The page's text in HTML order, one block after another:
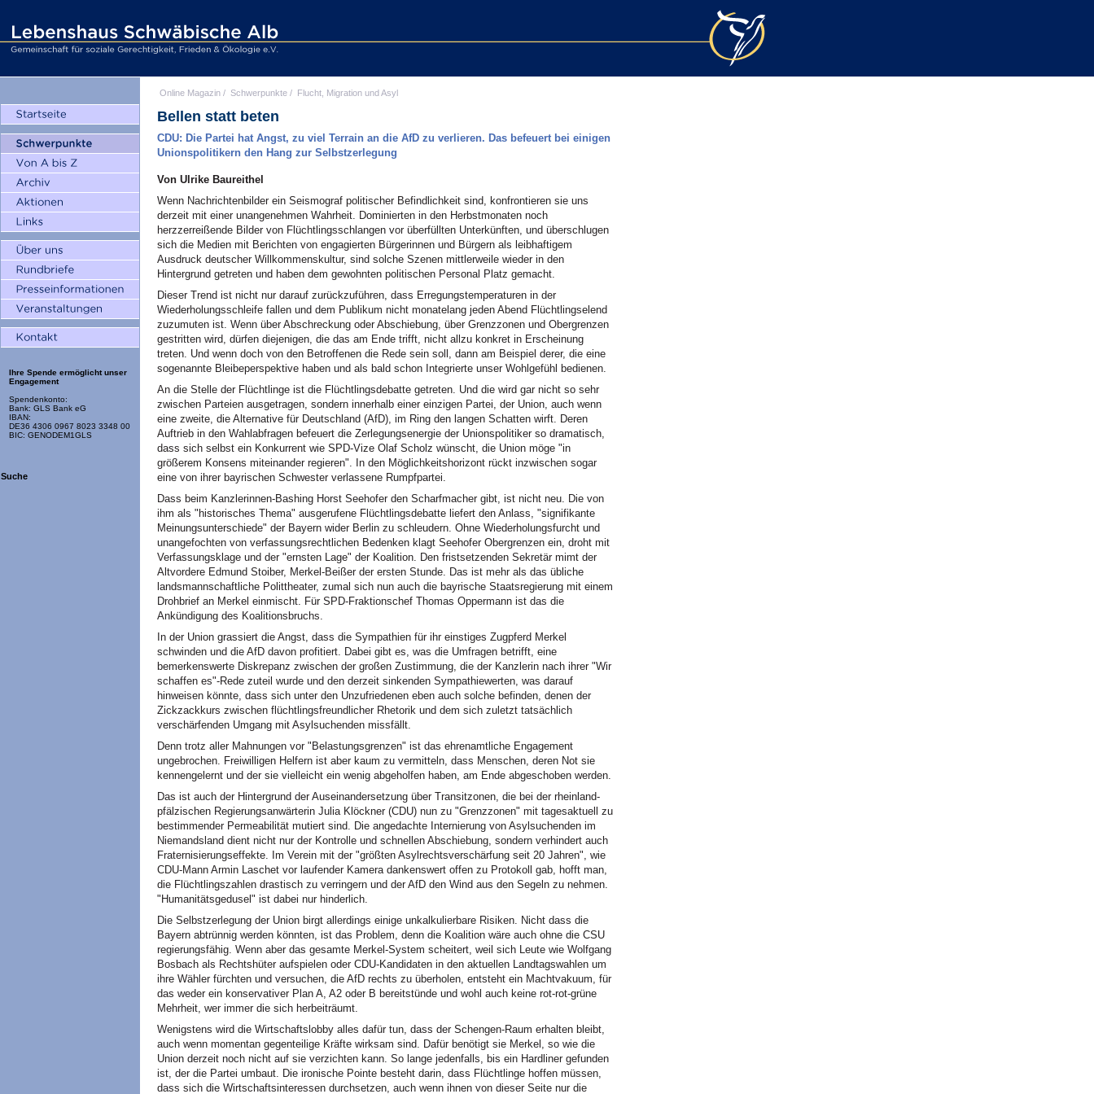
Ihre Spende ermöglicht unser
Engagement
Spendenkonto:
Bank: GLS Bank eG
IBAN:
DE36 4306 0967 8023 3348 00
BIC: GENODEM1GLS
Suche
Online Magazin / Schwerpunkte / Flucht, Migration und Asyl
Bellen statt beten
CDU: Die Partei hat Angst, zu viel Terrain an die AfD zu verlieren. Das befeuert bei einigen
Unionspolitikern den Hang zur Selbstzerlegung
Von Ulrike Baureithel
Wenn Nachrichtenbilder ein Seismograf politischer Befindlichkeit sind, konfrontieren sie uns
derzeit mit einer unangenehmen Wahrheit. Dominierten in den Herbstmonaten noch
herzzerreißende Bilder von Flüchtlingsschlangen vor überfüllten Unterkünften, und überschlugen
sich die Medien mit Berichten von engagierten Bürgerinnen und Bürgern als leibhaftigem
Ausdruck deutscher Willkommenskultur, sind solche Szenen mittlerweile wieder in den
Hintergrund getreten und haben dem gewohnten politischen Personal Platz gemacht.
Dieser Trend ist nicht nur darauf zurückzuführen, dass Erregungstemperaturen in der
Wiederholungsschleife fallen und dem Publikum nicht monatelang jeden Abend Flüchtlingselend
zuzumuten ist. Wenn über Abschreckung oder Abschiebung, über Grenzzonen und Obergrenzen
gestritten wird, dürfen diejenigen, die das am Ende trifft, nicht allzu konkret in Erscheinung
treten. Und wenn doch von den Betroffenen die Rede sein soll, dann am Beispiel derer, die eine
sogenannte Bleibeperspektive haben und als bald schon Integrierte unser Wohlgefühl bedienen.
An die Stelle der Flüchtlinge ist die Flüchtlingsdebatte getreten. Und die wird gar nicht so sehr
zwischen Parteien ausgetragen, sondern innerhalb einer einzigen Partei, der Union, auch wenn
eine zweite, die Alternative für Deutschland (AfD), im Ring den langen Schatten wirft. Deren
Auftrieb in den Wahlabfragen befeuert die Zerlegungsenergie der Unionspolitiker so dramatisch,
dass sich selbst ein Konkurrent wie SPD-Vize Olaf Scholz wünscht, die Union möge "in
größerem Konsens miteinander regieren". In den Möglichkeitshorizont rückt inzwischen sogar
eine von ihrer bayrischen Schwester verlassene Rumpfpartei.
Dass beim Kanzlerinnen-Bashing Horst Seehofer den Scharfmacher gibt, ist nicht neu. Die von
ihm als "historisches Thema" ausgerufene Flüchtlingsdebatte liefert den Anlass, "signifikante
Meinungsunterschiede" der Bayern wider Berlin zu schleudern. Ohne Wiederholungsfurcht und
unangefochten von verfassungsrechtlichen Bedenken klagt Seehofer Obergrenzen ein, droht mit
Verfassungsklage und der "ernsten Lage" der Koalition. Den fristsetzenden Sekretär mimt der
Altvordere Edmund Stoiber, Merkel-Beißer der ersten Stunde. Das ist mehr als das übliche
landsmannschaftliche Polittheater, zumal sich nun auch die bayrische Staatsregierung mit einem
Drohbrief an Merkel einmischt. Für SPD-Fraktionschef Thomas Oppermann ist das die
Ankündigung des Koalitionsbruchs.
In der Union grassiert die Angst, dass die Sympathien für ihr einstiges Zugpferd Merkel
schwinden und die AfD davon profitiert. Dabei gibt es, was die Umfragen betrifft, eine
bemerkenswerte Diskrepanz zwischen der großen Zustimmung, die der Kanzlerin nach ihrer "Wir
schaffen es"-Rede zuteil wurde und den derzeit sinkenden Sympathiewerten, was darauf
hinweisen könnte, dass sich unter den Unzufriedenen eben auch solche befinden, denen der
Zickzackkurs zwischen flüchtlingsfreundlicher Rhetorik und dem sich zuletzt tatsächlich
verschärfenden Umgang mit Asylsuchenden missfällt.
Denn trotz aller Mahnungen vor "Belastungsgrenzen" ist das ehrenamtliche Engagement
ungebrochen. Freiwilligen Helfern ist aber kaum zu vermitteln, dass Menschen, deren Not sie
kennengelernt und der sie vielleicht ein wenig abgeholfen haben, am Ende abgeschoben werden.
Das ist auch der Hintergrund der Auseinandersetzung über Transitzonen, die bei der rheinland-
pfälzischen Regierungsanwärterin Julia Klöckner (CDU) nun zu "Grenzzonen" mit tagesaktuell zu
bestimmender Permeabilität mutiert sind. Die angedachte Internierung von Asylsuchenden im
Niemandsland dient nicht nur der Kontrolle und schnellen Abschiebung, sondern verhindert auch
Fraternisierungseffekte. Im Verein mit der "größten Asylrechtsverschärfung seit 20 Jahren", wie
CDU-Mann Armin Laschet vor laufender Kamera dankenswert offen zu Protokoll gab, hofft man,
die Flüchtlingszahlen drastisch zu verringern und der AfD den Wind aus den Segeln zu nehmen.
"Humanitätsgedusel" ist dabei nur hinderlich.
Die Selbstzerlegung der Union birgt allerdings einige unkalkulierbare Risiken. Nicht dass die
Bayern abtrünnig werden könnten, ist das Problem, denn die Koalition wäre auch ohne die CSU
regierungsfähig. Wenn aber das gesamte Merkel-System scheitert, weil sich Leute wie Wolfgang
Bosbach als Rechtshüter aufspielen oder CDU-Kandidaten in den aktuellen Landtagswahlen um
ihre Wähler fürchten und versuchen, die AfD rechts zu überholen, entsteht ein Machtvakuum, für
das weder ein konservativer Plan A, A2 oder B bereitstünde und wohl auch keine rot-rot-grüne
Mehrheit, wer immer die sich herbeiträumt.
Wenigstens wird die Wirtschaftslobby alles dafür tun, dass der Schengen-Raum erhalten bleibt,
auch wenn momentan gegenteilige Kräfte wirksam sind. Dafür benötigt sie Merkel, so wie die
Union derzeit noch nicht auf sie verzichten kann. So lange jedenfalls, bis ein Hardliner gefunden
ist, der die Partei umbaut. Die ironische Pointe besteht darin, dass Flüchtlinge hoffen müssen,
dass sich die Wirtschaftsinteressen durchsetzen, auch wenn ihnen von dieser Seite nur die